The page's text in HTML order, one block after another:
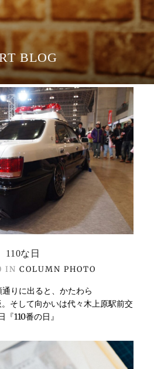
BLOG
110な日
IN COLUMN PHOTO
りに出ると、かたわら
。そして向かいは代々木上原駅前交
110番の日』